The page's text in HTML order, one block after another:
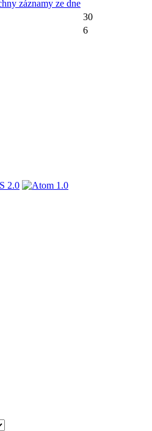
záznamy ze dne
30
6